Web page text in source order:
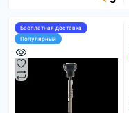
Бесплатная доставка
Популярный